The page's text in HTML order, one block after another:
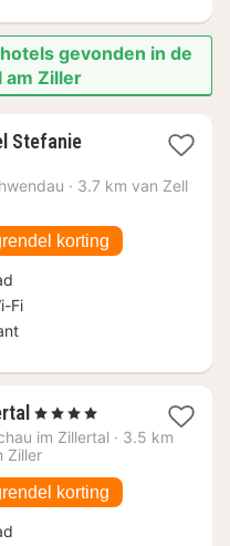
gevonden in de
am Ziller
Stefanie1
vanaf
· 3.7 km van Zell
korting
Fi
1
nacht
vanaf
199,45
, 4 Sterren
im Zillertal · 3.5 km
Ziller
korting